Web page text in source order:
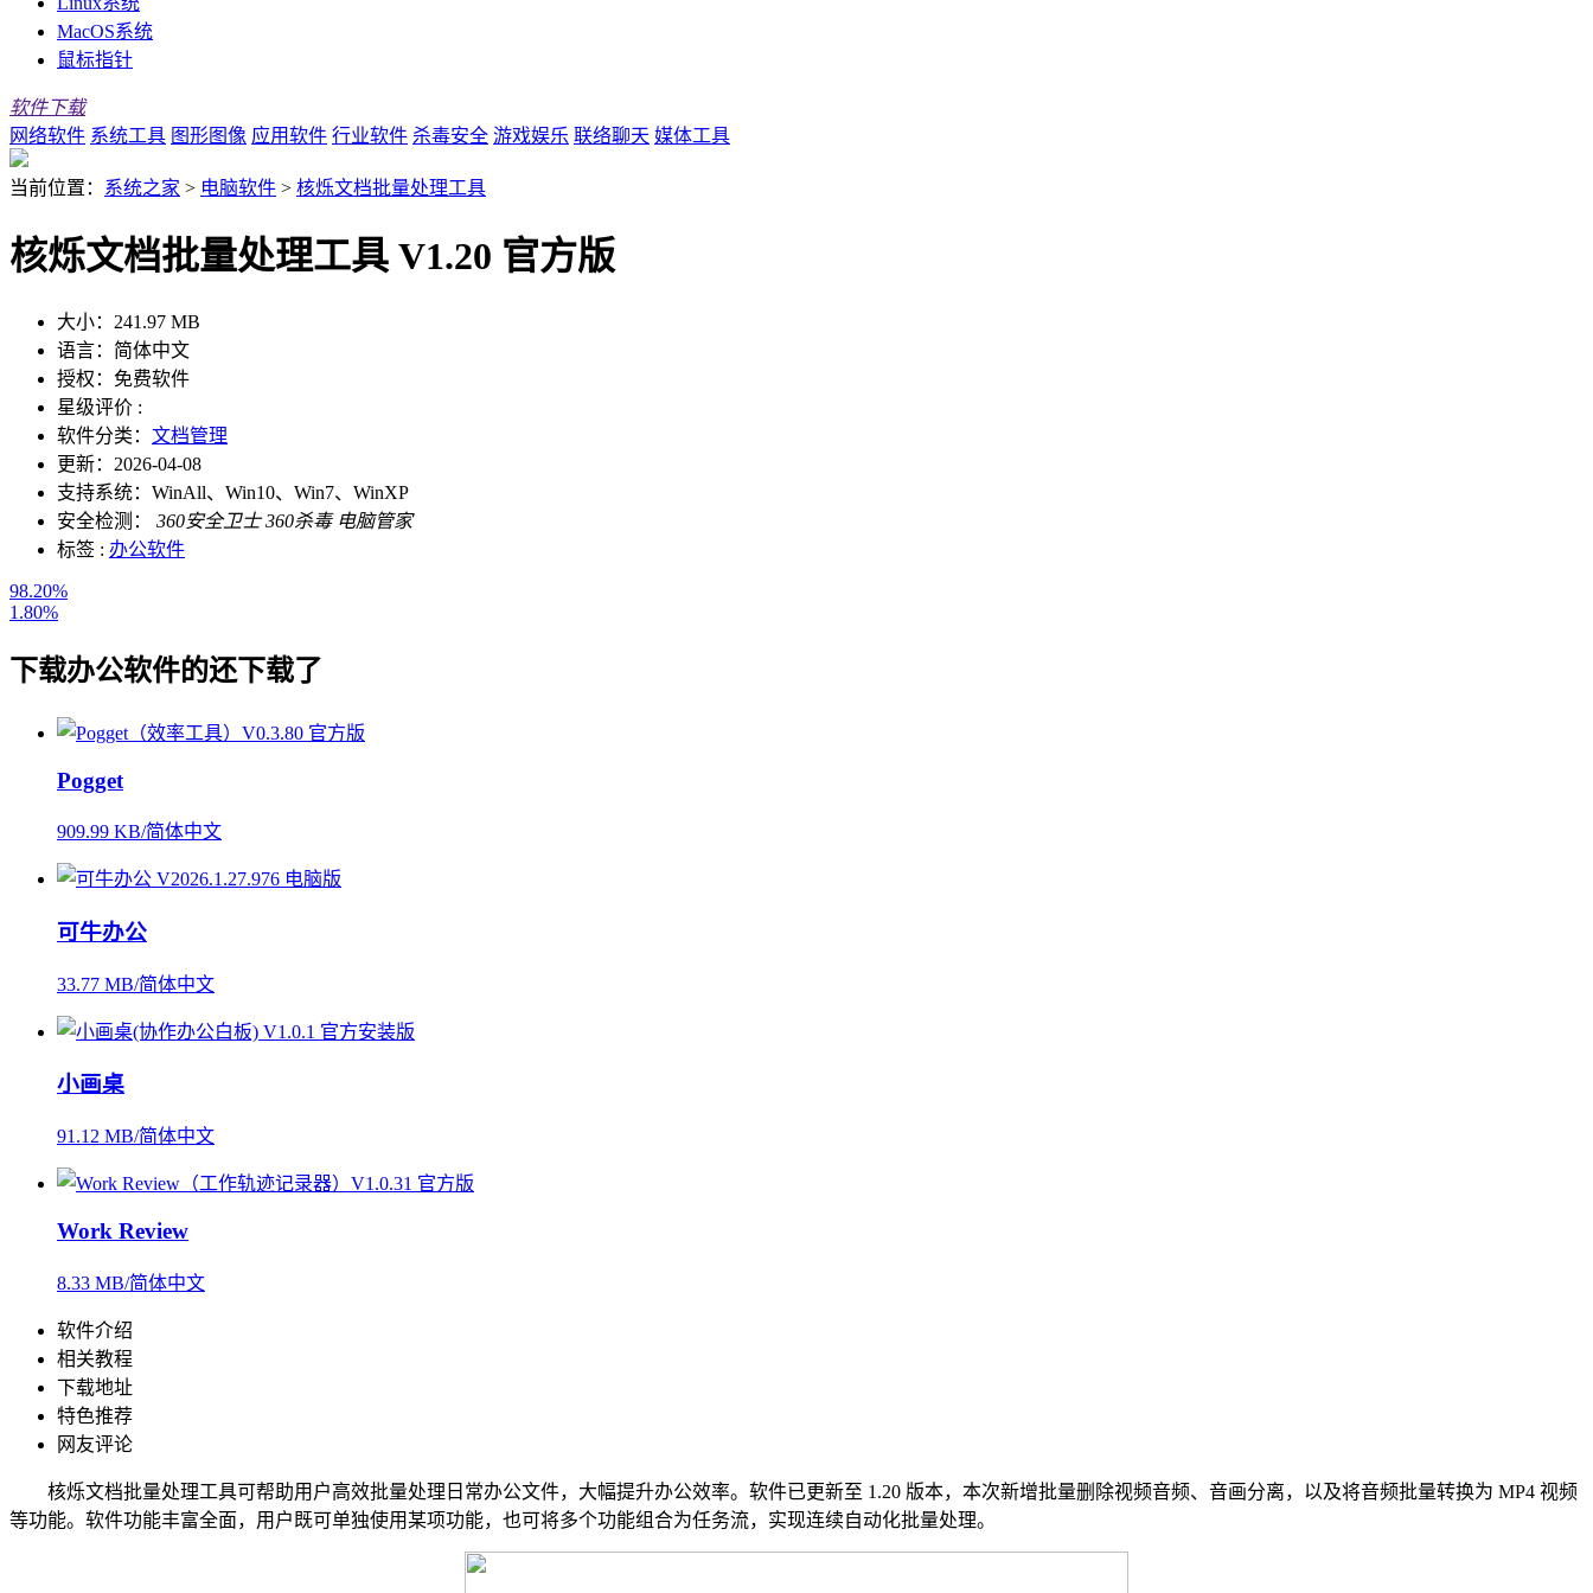
MacOS系统
鼠标指针
软件下载
网络软件 系统工具 图形图像 应用软件 行业软件 杀毒安全 游戏娱乐 联络聊天 媒体工具
当前位置： 系统之家 > 电脑软件 > 核烁文档批量处理工具
核烁文档批量处理工具 V1.20 官方版
大小： 241.97 MB
语言： 简体中文
授权： 免费软件
星级评价 :
软件分类： 文档管理
更新： 2026-04-08
支持系统： WinAll、Win10、Win7、WinXP
安全检测：
360安全卫士 360杀毒 电脑管家
标签 : 办公软件
98.20%
1.80%
下载办公软件的还下载了
Pogget
909.99 KB/简体中文
可牛办公
33.77 MB/简体中文
小画桌
91.12 MB/简体中文
Work Review
8.33 MB/简体中文
软件介绍
相关教程
下载地址
特色推荐
网友评论
核烁文档批量处理工具可帮助用户高效批量处理日常办公文件，大幅提升办公效率。软件已更新至 1.20 版本，本次新增批量删除视频音频、音画分离，以及将音频批量转换为 MP4 视频
等功能。软件功能丰富全面，用户既可单独使用某项功能，也可将多个功能组合为任务流，实现连续自动化批量处理。